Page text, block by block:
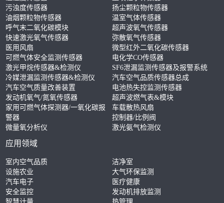
污浊度传感器
扬尘颗粒物传感器
油烟颗粒物传感器
温室气体传感器
呼气末二氧化碳模块
超声波氧气传感器
快速激光氧气传感器
弥散氧气传感器
医用风扇
微型红外二氧化碳传感器
可燃气体安全监测传感器
电化学CO传感器
激光甲烷传感器&检测仪
SF6泄漏监测传感器及报警系统
冷媒泄漏监测传感器&检测仪
汽车空气品质传感器总成
汽车空气质量改善装置
电池热失控监测传感器
发动机氧气/氮氧传感器
超声波燃气表&模块
家用可燃气体探测器/一氧化碳报
警器
车载散热风扇
控制器/比例阀
微量氧分析仪
激光氨气检测仪
应用领域
室内空气品质
洁净室
设施农业
大气环保监测
汽车电子
医疗健康
安全监控
发动机排放监测